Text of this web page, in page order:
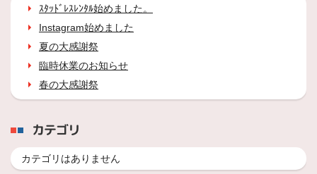
ｽﾀｯﾄﾞﾚｽﾚﾝﾀﾙ始めました。
Instagram始めました
夏の大感謝祭
臨時休業のお知らせ
春の大感謝祭
カテゴリ
カテゴリはありません